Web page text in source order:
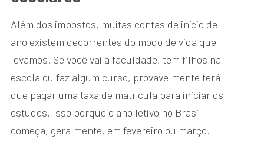
Além dos impostos, muitas contas de início de
ano existem decorrentes do modo de vida que
levamos. Se você vai à faculdade, tem filhos na
escola ou faz algum curso, provavelmente terá
que pagar uma taxa de matrícula para iniciar os
estudos. Isso porque o ano letivo no Brasil
começa, geralmente, em fevereiro ou março.